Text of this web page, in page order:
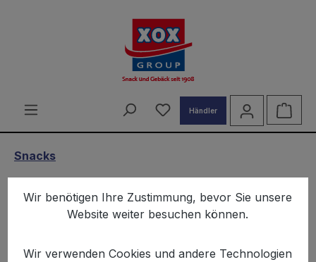
Du hast 0 Produkte auf
Händler
Snacks
12 x XOX Dip Cheese 290ml
Wir benötigen Ihre Zustimmung, bevor Sie unsere
Website weiter besuchen können.
Wir verwenden Cookies und andere Technologien